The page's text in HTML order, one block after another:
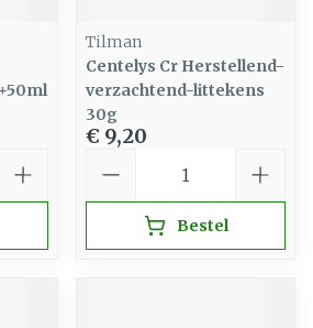
Tilman
Centelys Cr Herstellend-
verzachtend-littekens
30g
€ 9,20
Bestel